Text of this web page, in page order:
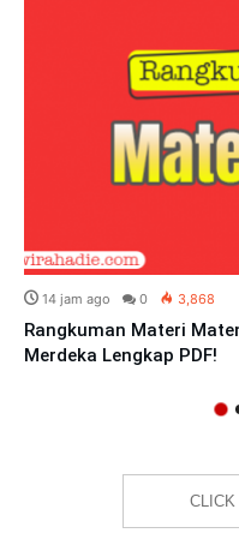
14 jam ago 0 3,868
Rangkuman Materi
Merdeka Lengkap PDF!